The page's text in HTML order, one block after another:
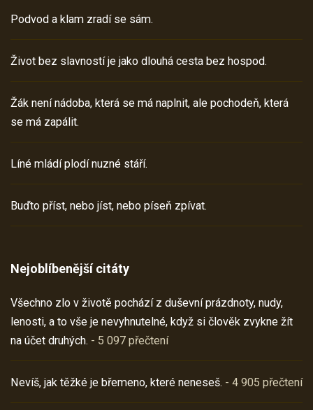
Podvod a klam zradí se sám.
Život bez slavností je jako dlouhá cesta bez hospod.
Žák není nádoba, která se má naplnit, ale pochodeň, která
se má zapálit.
Líné mládí plodí nuzné stáří.
Buďto příst, nebo jíst, nebo píseň zpívat.
Nejoblíbenější citáty
Všechno zlo v životě pochází z duševní prázdnoty, nudy,
lenosti, a to vše je nevyhnutelné, když si člověk zvykne žít
na účet druhých. - 5 097 přečtení
Nevíš, jak těžké je břemeno, které neneseš. - 4 905 přečtení